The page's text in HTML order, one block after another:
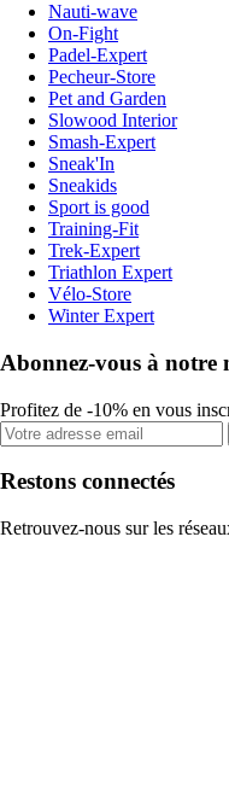
Nauti-wave
On-Fight
Padel-Expert
Pecheur-Store
Pet and Garden
Slowood Interior
Smash-Expert
Sneak'In
Sneakids
Sport is good
Training-Fit
Trek-Expert
Triathlon Expert
Vélo-Store
Winter Expert
Abonnez-vous à notre
Profitez de -10% en vous
Restons connectés
Retrouvez-nous sur les